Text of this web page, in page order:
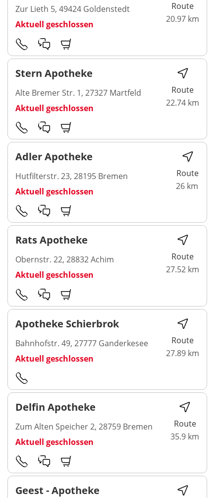
Zur Lieth 5, 49424 Goldenstedt
Aktuell geschlossen
Route
20.97 km
Stern Apotheke
Alte Bremer Str. 1, 27327 Martfeld
Aktuell geschlossen
Route
22.74 km
Adler Apotheke
Hutfilterstr. 23, 28195 Bremen
Aktuell geschlossen
Route
26 km
Rats Apotheke
Obernstr. 22, 28832 Achim
Aktuell geschlossen
Route
27.52 km
Apotheke Schierbrok
Bahnhofstr. 49, 27777 Ganderkesee
Aktuell geschlossen
Route
27.89 km
Delfin Apotheke
Zum Alten Speicher 2, 28759 Bremen
Aktuell geschlossen
Route
35.9 km
Geest - Apotheke